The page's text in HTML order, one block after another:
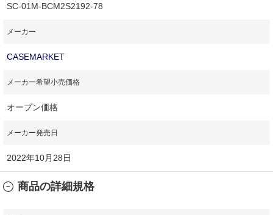
SC-01M-BCM2S2192-78
メーカー
CASEMARKET
メーカー希望小売価格
オープン価格
メーカー発売日
2022年10月28日
商品の詳細規格